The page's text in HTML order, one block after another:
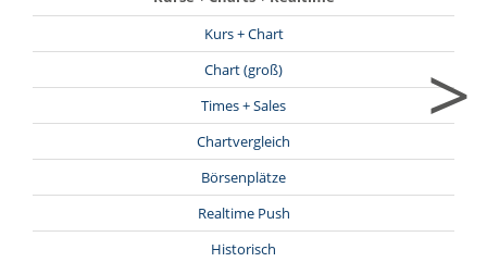
Kurs + Chart
Chart (groß)
Times + Sales
Chartvergleich
Börsenplätze
Realtime Push
Historisch
>